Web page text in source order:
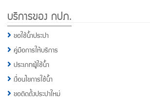
บริการของ กปภ.
ขอใช้น้ำประปา
คู่มือการให้บริการ
ประเภทผู้ใช้น้ำ
เงื่อนไขการใช้น้ำ
ขอติดตั้งประปาใหม่